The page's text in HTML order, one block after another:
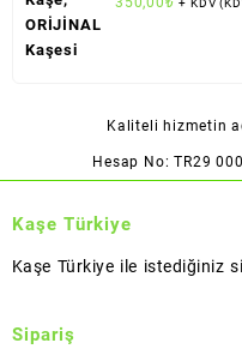
+ KDV
Kaliteli hizmetin
Hesap No: TR29
Kaşe Türkiye
Kaşe Türkiye ile istediğiniz
Sipariş